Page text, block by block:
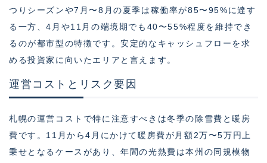
つりシーズンや7月〜8月の夏季は稼働率が85〜95%に達す
る一方、4月や11月の端境期でも40〜55%程度を維持でき
るのが都市型の特徴です。安定的なキャッシュフローを求
める投資家に向いたエリアと言えます。
運営コストとリスク要因
札幌の運営コストで特に注意すべきは冬季の除雪費と暖房
費です。11月から4月にかけて暖房費が月額2万〜5万円上
乗せとなるケースがあり、年間の光熱費は本州の同規模物